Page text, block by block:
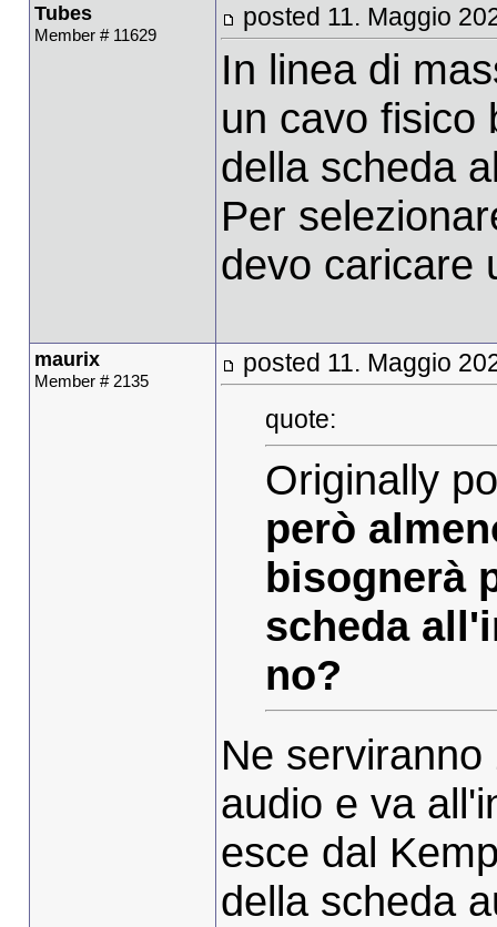
Tubes
Member # 11629
posted 11. Maggio
In linea di
un cavo fisico
della scheda
Per
devo caricare
maurix
Member # 2135
posted 11. Maggio
quote:
Originally
però
bisognerà
scheda
no?
Ne
audio e va
esce dal
della scheda